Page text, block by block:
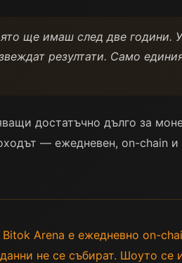
ще имаш след две години.
резултати. Само
достатъчно дълго за
— ежедневен, on-chain
Arena е ежедневно on-
не се събират. Шоуто